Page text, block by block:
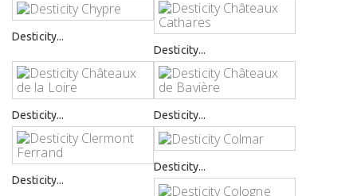
Desticity...
Desticity...
Desticity... Desticity...
Desticity...
Desticity...